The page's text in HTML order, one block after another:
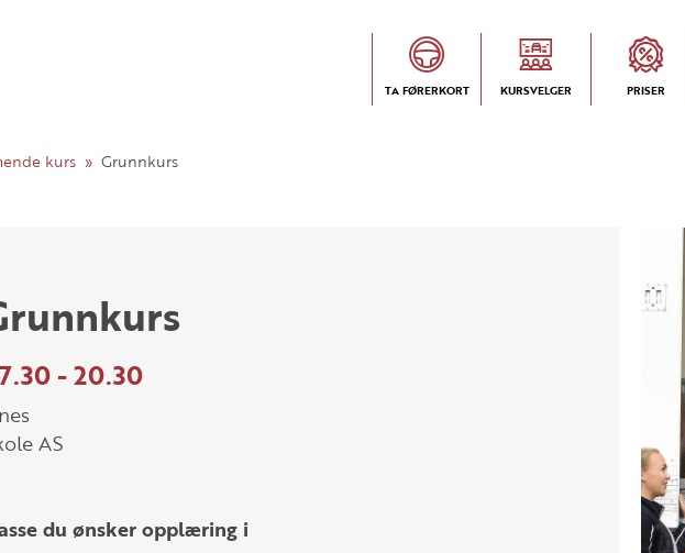
TA FØRERKORT KURSVELGER PRISER
kurs Grunnkurs
- 20.30
AS
du ønsker opplæring i